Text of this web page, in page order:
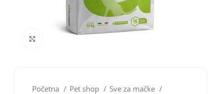
Početna Pet shop
Sve za mačke